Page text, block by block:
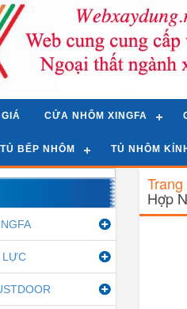
CỬA NHÔM XINGFA
TỦ BẾP NHÔM TỦ NHÔM
LỰC
Hợp